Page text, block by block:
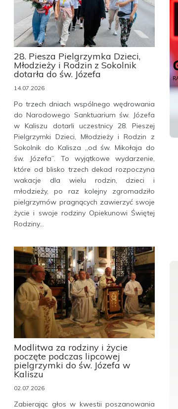
28. Piesza Pielgrzymka Dzieci,
Młodzieży i Rodzin z Sokolnik
dotarła do św. Józefa
14.07.2026
Po trzech dniach wspólnego wędrowania
do Narodowego Sanktuarium św. Józefa
w Kaliszu dotarli uczestnicy 28. Pieszej
Pielgrzymki Dzieci, Młodzieży i Rodzin z
Sokolnik do Kalisza „od św. Mikołaja do
św. Józefa”. To wyjątkowe wydarzenie,
które od blisko trzech dekad rozpoczyna
wakacje dla wielu rodzin, dzieci i
młodzieży, po raz kolejny zgromadziło
pielgrzymów pragnących zawierzyć swoje
życie i swoje rodziny Opiekunowi Świętej
Rodziny...
Modlitwa za rodziny i życie
poczęte podczas lipcowej
pielgrzymki do św. Józefa w
Kaliszu
02.07.2026
Zabierając głos w kwestii poszanowania